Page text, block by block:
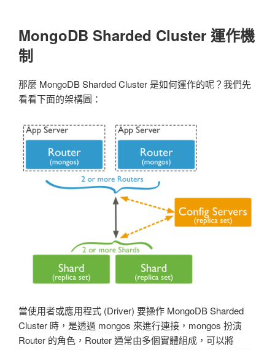
MongoDB Sharded Cluster 運作機
制
那麼 MongoDB Sharded Cluster 是如何運作的呢？我們先
看看下面的架構圖：
當使用者或應用程式 (Driver) 要操作 MongoDB Sharded
Cluster 時，是透過 mongos 來進行連接，mongos 扮演
Router 的角色，Router 通常由多個實體組成，可以將